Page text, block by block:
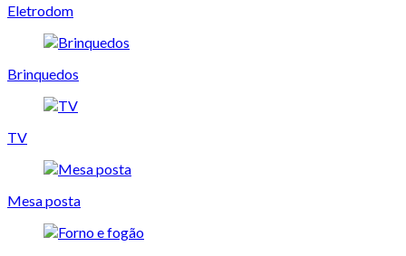
Eletrodom
Brinquedos
TV
Mesa posta